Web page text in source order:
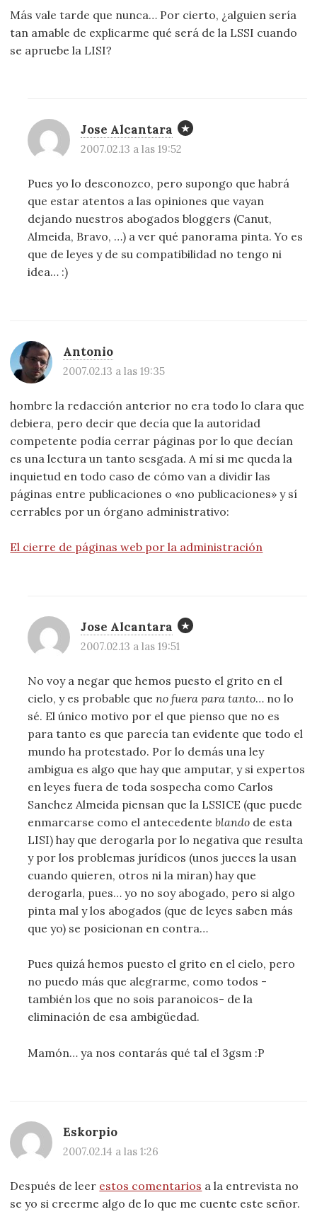
Más vale tarde que nunca… Por cierto, ¿alguien sería
tan amable de explicarme qué será de la LSSI cuando
se apruebe la LISI?
Jose Alcantara
2007.02.13 a las 19:52
Pues yo lo desconozco, pero supongo que habrá
que estar atentos a las opiniones que vayan
dejando nuestros abogados bloggers (Canut,
Almeida, Bravo, …) a ver qué panorama pinta. Yo es
que de leyes y de su compatibilidad no tengo ni
idea… :)
Antonio
2007.02.13 a las 19:35
hombre la redacción anterior no era todo lo clara que
debiera, pero decir que decía que la autoridad
competente podía cerrar páginas por lo que decían
es una lectura un tanto sesgada. A mí si me queda la
inquietud en todo caso de cómo van a dividir las
páginas entre publicaciones o «no publicaciones» y sí
cerrables por un órgano administrativo:
El cierre de páginas web por la administración
Jose Alcantara
2007.02.13 a las 19:51
No voy a negar que hemos puesto el grito en el
cielo, y es probable queno fuera para tanto… no lo
sé. El único motivo por el que pienso que no es
para tanto es que parecía tan evidente que todo el
mundo ha protestado. Por lo demás una ley
ambigua es algo que hay que amputar, y si expertos
en leyes fuera de toda sospecha como Carlos
Sanchez Almeida piensan que la LSSICE (que puede
enmarcarse como el antecedenteblando de esta
LISI) hay que derogarla por lo negativa que resulta
y por los problemas jurídicos (unos jueces la usan
cuando quieren, otros ni la miran) hay que
derogarla, pues… yo no soy abogado, pero si algo
pinta mal y los abogados (que de leyes saben más
que yo) se posicionan en contra…
Pues quizá hemos puesto el grito en el cielo, pero
no puedo más que alegrarme, como todos -
también los que no sois paranoicos- de la
eliminación de esa ambigüedad.
Mamón… ya nos contarás qué tal el 3gsm :P
Eskorpio
2007.02.14 a las 1:26
Después de leer estos comentarios a la entrevista no
se yo si creerme algo de lo que me cuente este señor.